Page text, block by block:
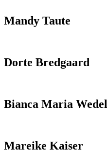
Mandy Taute
Dorte Bredgaard
Bianca Maria Wedel
Mareike Kaiser